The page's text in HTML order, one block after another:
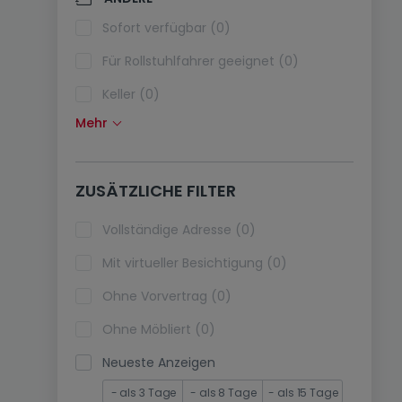
Klimaanlagen (0)
Glasfaser (0)
Sofort verfügbar (0)
Für Rollstuhlfahrer geeignet (0)
Keller (0)
Dachboden (0)
Fahrstuhl (0)
immobilienleibrente (0)
Ferienimmobilien (0)
Mehr
ZUSÄTZLICHE FILTER
Vollständige Adresse (0)
Mit virtueller Besichtigung (0)
Ohne Vorvertrag (0)
Ohne Möbliert (0)
Neueste Anzeigen
- als 3 Tage - als 8 Tage - als 15 Tage